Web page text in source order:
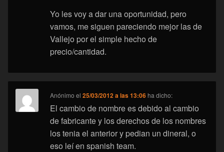
Yo les voy a dar una oportunidad, pero
vamos, me siguen pareciendo mejor las de
Vallejo por el simple hecho de
precio/cantidad.
Anónimo el25/03/2012 a las 13:06 ha dicho:
El cambio de nombre es debido al cambio
de fabricante y los derechos de los nombres
los tenia el anterior y pedian un dineral, o
eso leí en spanish team.